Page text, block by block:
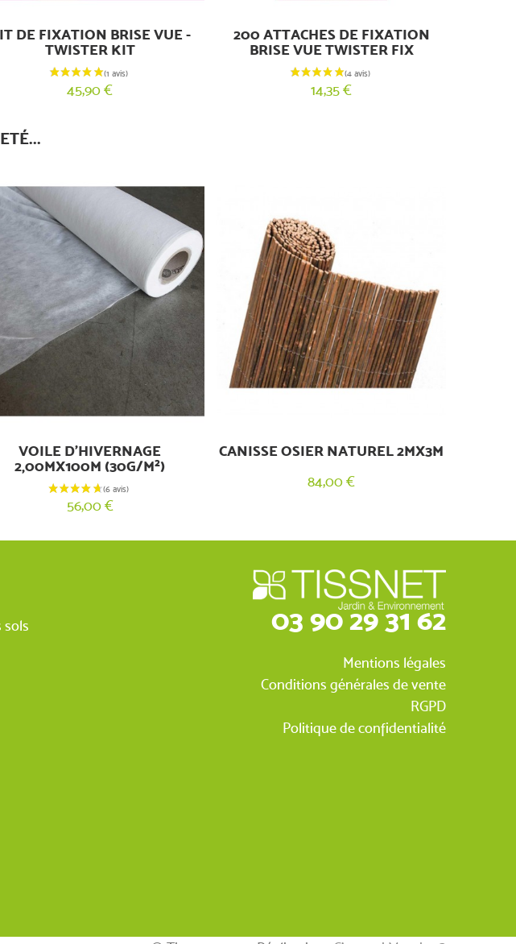
DE FIXATION BRISE VUE -
TWISTER KIT
45,90 €
200 ATTACHES DE FIXATION
BRISE VUE TWISTER FIX
14,35 €
VOILE D'HIVERNAGE
2,00MX100M (30G/M²)
56,00 €
CANISSE OSIER NATUREL 2MX3M
84,00 €
sols
03 90 29 31 62
Mentions légales
Conditions générales de vente
RGPD
Politique de confidentialité